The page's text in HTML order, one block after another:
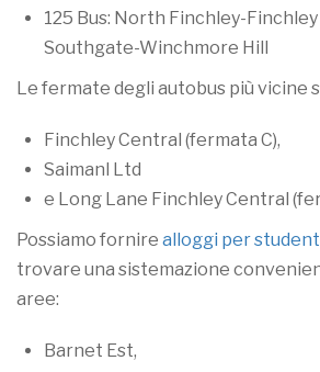
125 Bus: North Finchley-
Southgate-Winchmore Hill
Le fermate degli autobus più vicine
Finchley Central (fermata C),
Saimanl Ltd
e Long Lane Finchley Central
Possiamo fornire alloggi per
trovare una sistemazione
aree:
Barnet Est,